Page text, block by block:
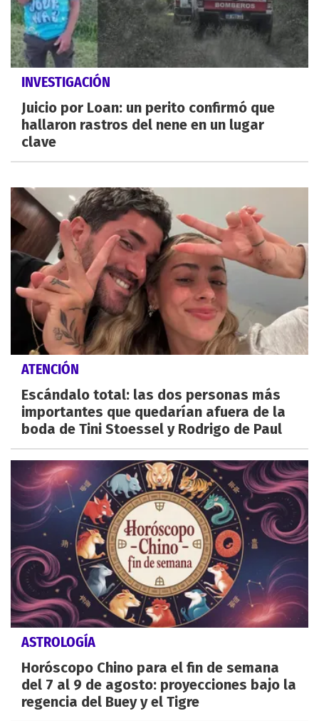
INVESTIGACIÓN
Juicio por Loan: un perito confirmó que
hallaron rastros del nene en un lugar
clave
ATENCIÓN
Escándalo total: las dos personas más
importantes que quedarían afuera de la
boda de Tini Stoessel y Rodrigo de Paul
ASTROLOGÍA
Horóscopo Chino para el fin de semana
del 7 al 9 de agosto: proyecciones bajo la
regencia del Buey y el Tigre